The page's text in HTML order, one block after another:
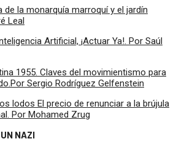
la monarquía marroquí y el jardín
Leal
Artificial, ¡Actuar Ya!. Por Saúl
1955. Claves del movimientismo para
Sergio Rodríguez Gelfenstein
lodos El precio de renunciar a la brújula
Por Mohamed Zrug
NAZI